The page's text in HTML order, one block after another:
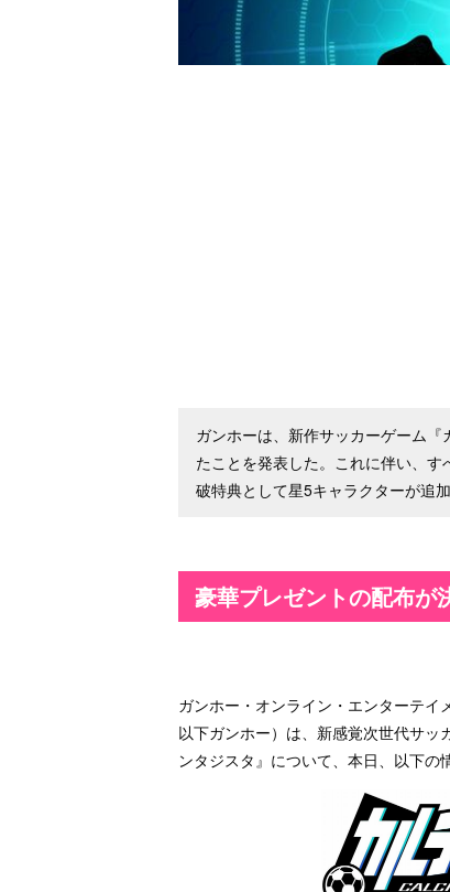
ガンホーは、新作サッカーゲーム
たことを発表した。これに伴い、
破特典として星5キャラクターが追加
豪華プレゼントの配布が
ガンホー・オンライン・エンターテイ
以下ガンホー）は、新感覚次世代サ
ンタジスタ』について、本日、以下の